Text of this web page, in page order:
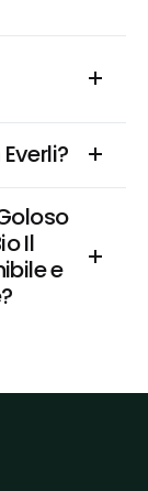
Il
e